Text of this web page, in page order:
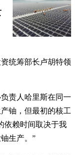
统筹部长卢胡特领
责人哈里斯在同一
铀，但最初的核工
依赖时间取决于我
生产。”